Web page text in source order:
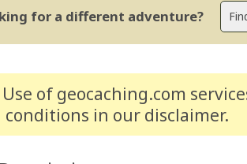
for a different adventure?
of geocaching.com
conditions in our disclaimer.